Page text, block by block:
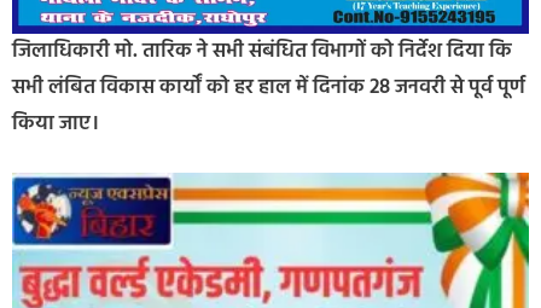
जिलाधिकारी मो. तारिक ने सभी संबंधित विभागों को निर्देश दिया कि
सभी लंबित विकास कार्यों को हर हाल में दिनांक 28 जनवरी से पूर्व पूर्ण
किया जाए।